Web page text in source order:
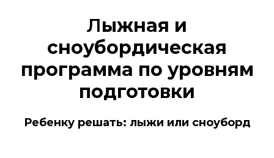
Лыжная и
сноубордическая
программа по уровням
подготовки
Ребенку решать: лыжи или сноуборд